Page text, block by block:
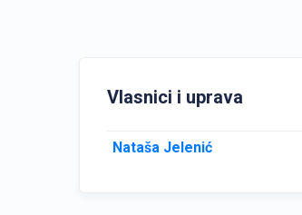
Vlasnici i uprava
Nataša Jelenić